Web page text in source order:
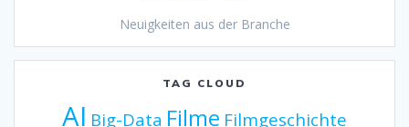
Neuigkeiten aus der Branche
TAG CLOUD
AI Big-Data Filme Filmgeschichte